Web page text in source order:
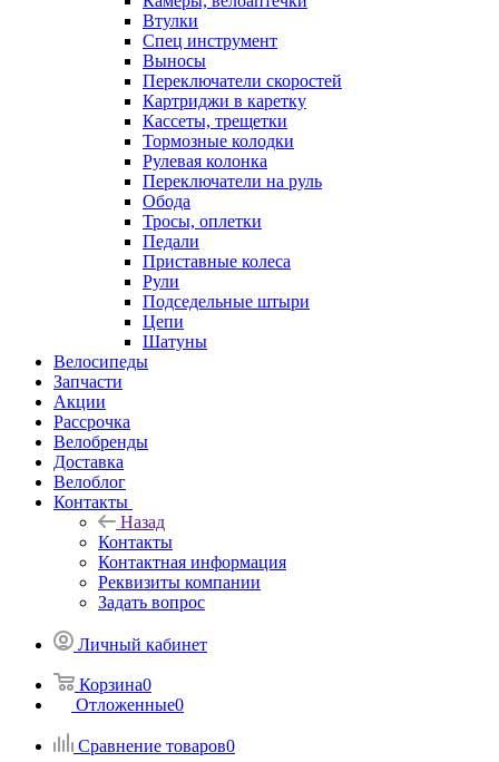
Втулки
Спец инструмент
Выносы
Переключатели скоростей
Картриджи в каретку
Кассеты, трещетки
Тормозные колодки
Рулевая колонка
Переключатели на руль
Обода
Тросы, оплетки
Педали
Приставные колеса
Рули
Подседельные штыри
Цепи
Шатуны
Велосипеды
Запчасти
Акции
Рассрочка
Велобренды
Доставка
Велоблог
Контакты
Назад
Контакты
Контактная информация
Реквизиты компании
Задать вопрос
Личный кабинет
Корзина0
Отложенные0
Сравнение товаров0